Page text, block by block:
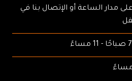
مدار الساعة أو الإتصال بنا في